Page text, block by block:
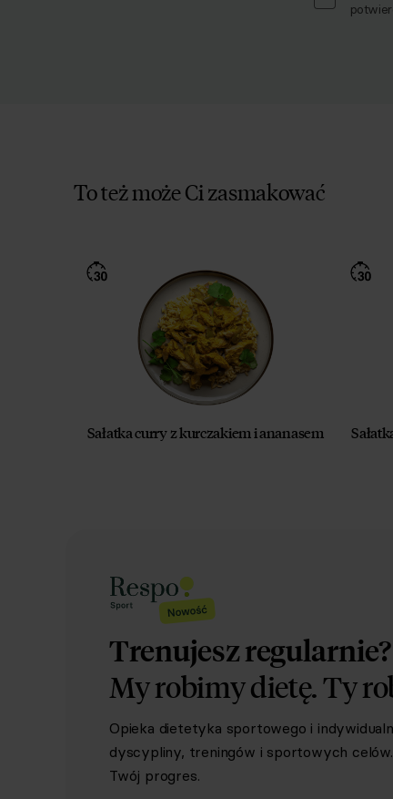
To też może Ci zasmakować
Sałatka curry z kurczakiem i ananasem
Trenujesz regularnie?
My robimy dietę.Ty
Opieka dietetyka sportowego i
dyscypliny, treningów i sportowych
Twój progres.